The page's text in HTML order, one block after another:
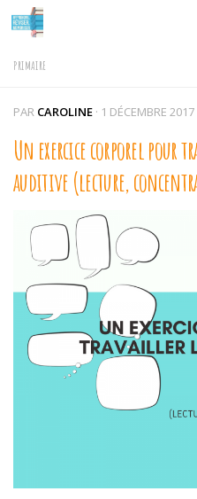
Skip to content
PRIMAIRE
PAR CAROLINE · 1 DÉCEMBRE 2017
Un exercice corporel
auditive (lecture,